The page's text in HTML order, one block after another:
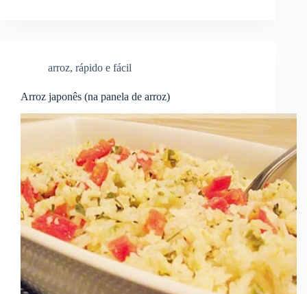
arroz, rápido e fácil
Arroz japonês (na panela de arroz)